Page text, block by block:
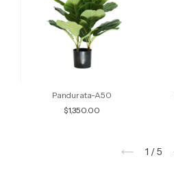
Pandurata-A50
$1,350.00
1 /5